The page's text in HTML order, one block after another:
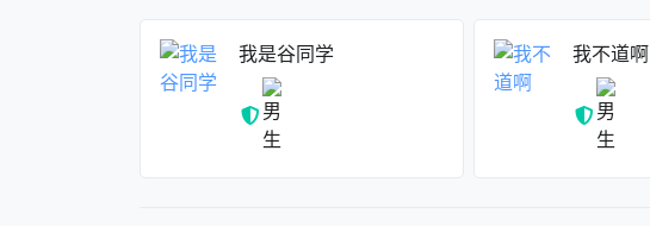
我是谷同学 我不道啊